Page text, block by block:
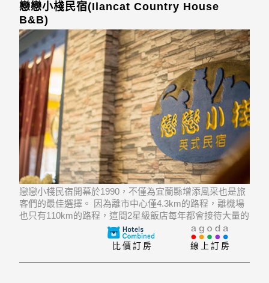
戀戀小棧民宿(Ilancat Country House
B&B)
戀戀小棧民宿開幕於1990，不僅為宜蘭縣增添風采也是旅
客們的最佳選擇。 因為離市中心僅4.3km的路程，離機場
也只有110km的路程，這間2星級飯店每年都會接待大量的
旅客。 這家飯店氣氛閒適安逸，而且離市區冬山河親水公
園, Yonganshih Banciao, Villa Loherb Farm等
線上訂房
比價訂房